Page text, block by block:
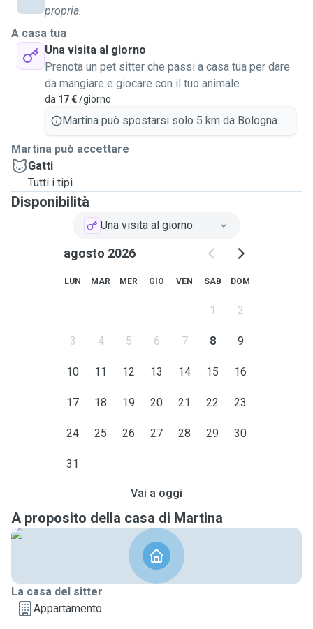
propria.
A casa tua
Una visita al giorno
Prenota un pet sitter che passi a casa tua per dare
da mangiare e giocare con il tuo animale.
da 17 €/giorno
Martina può spostarsi solo 5 km da Bologna.
Martina può accettare
Gatti
Tutti i tipi
Disponibilità
Una visita al giorno
agosto 2026
LUN MAR MER GIO VEN SAB DOM
1 2
3 4 5 6 7 8 9
10 11 12 13 14 15 16
17 18 19 20 21 22 23
24 25 26 27 28 29 30
31
Vai a oggi
A proposito della casa di Martina
La casa del sitter
Appartamento